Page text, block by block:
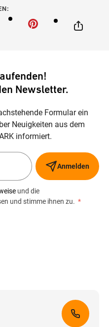
Newsletter.
Formular ein
Neuigkeiten aus dem
informiert.
Anmelden
und die
und stimme ihnen zu. *